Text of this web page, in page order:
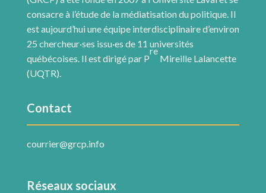
consacre à l’étude de la médiatisation du politique. Il
est aujourd’hui une équipe interdisciplinaire d’environ
25 chercheur·ses issu·es de 11 universités
québécoises. Il est dirigé par P
re
Mireille Lalancette
(UQTR).
Contact
courrier@grcp.info
Réseaux sociaux